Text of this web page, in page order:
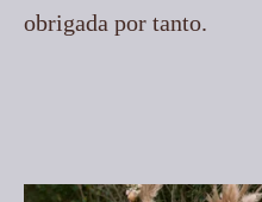
obrigada por tanto.